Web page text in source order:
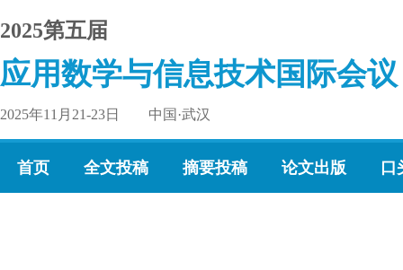
2025第五届
应用数学与信息技术国际会议
2025年11月21-23日 中国·武汉
首页 全文投稿 摘要投稿 论文出版 口